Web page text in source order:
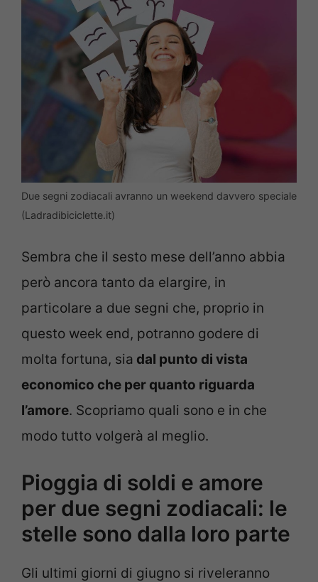
Due segni zodiacali avranno un weekend davvero speciale
(Ladradibiciclette.it)
Sembra che il sesto mese dell’anno abbia
però ancora tanto da elargire, in
particolare a due segni che, proprio in
questo week end, potranno godere di
molta fortuna, sia dal punto di vista
economico che per quanto riguarda
l’amore. Scopriamo quali sono e in che
modo tutto volgerà al meglio.
Pioggia di soldi e amore
per due segni zodiacali: le
stelle sono dalla loro parte
Gli ultimi giorni di giugno si riveleranno